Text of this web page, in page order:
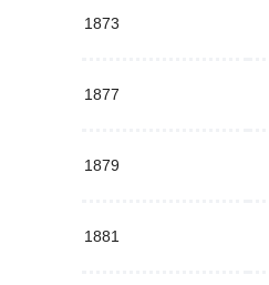
1873
1877
1879
1881